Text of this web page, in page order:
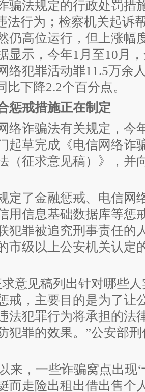
骗法规定的行政处罚措
法行为；检察机关起诉
仍高位运行，但上涨幅
显示，今年1月至10月
络犯罪活动罪11.5万余
比下降2.2个百分点。
惩戒措施正在制定
络诈骗法有关规定，今
起草完成《电信网络诈
（征求意见稿）》，并
定了金融惩戒、电信网
用信息基础数据库等惩
犯罪被追究刑事责任的
市级以上公安机关认定
意见稿列出针对哪些
戒，主要目的是为了让
法犯罪行为将承担的法
犯罪的效果。”公安部
来，一些诈骗窝点出现
而走险出租出借出售个